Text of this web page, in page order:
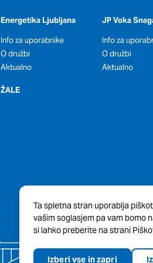
Energetika Ljubljana
Info za uporabnike
O družbi
Aktualno
ŽALE
JP Voka
Info za
O družbi
Aktualno
Ta spletna stran uporablja
vašim soglasjem pa vam bomo
si lahko preberite na strani
Izberi vse in zapri